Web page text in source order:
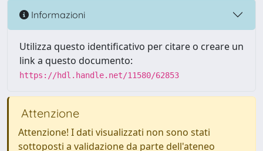
Informazioni
Utilizza questo identificativo per citare o creare un
link a questo documento:
https://hdl.handle.net/11580/62853
Attenzione
Attenzione! I dati visualizzati non sono stati
sottoposti a validazione da parte dell'ateneo